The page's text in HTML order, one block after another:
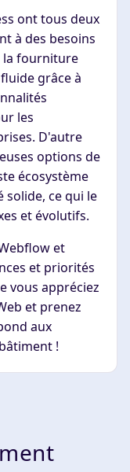
ont tous deux
à des besoins
la fourniture
grâce à
les
D'autre
options de
écosystème
solide, ce qui le
et évolutifs.
et
et priorités
vous appréciez
et prenez
aux
!